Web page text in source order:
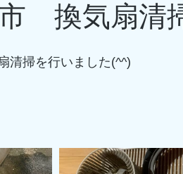
換気扇清
清掃を行いました(^^)